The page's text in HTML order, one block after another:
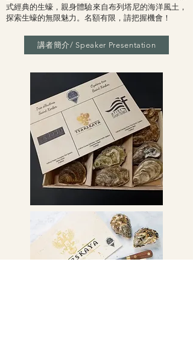
式經典的生蠔，親身體驗來自布列塔尼的海洋風土，
探索生蠔的無限魅力。名額有限，請把握機會！
講者簡介/ Speaker Presentation